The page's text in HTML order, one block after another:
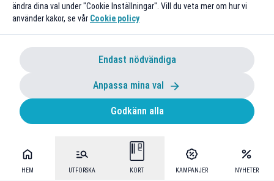
HEM UTFORSKA KORT KAMPANJER NYHETER
ändra dina val under "Cookie Inställningar". Vill du veta mer om hur vi
använder kakor, se vår Cookie policy
Endast nödvändiga
Anpassa mina val
Godkänn alla